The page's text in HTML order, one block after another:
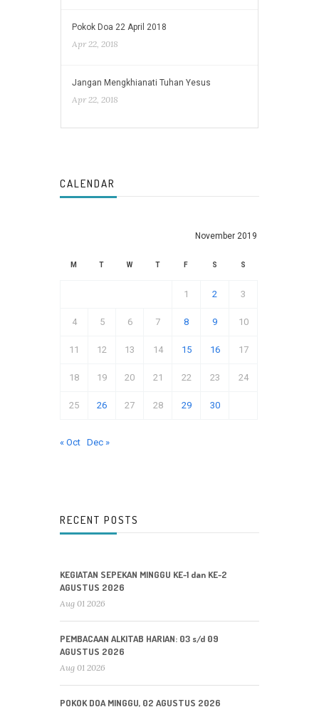
Pokok Doa 22 April 2018
Apr 22, 2018
Jangan Mengkhianati Tuhan Yesus
Apr 22, 2018
CALENDAR
November 2019
M T W T F S S
1 2 3
4 5 6 7 8 9 10
11 12 13 14 15 16 17
18 19 20 21 22 23 24
25 26 27 28 29 30
« Oct Dec »
RECENT POSTS
KEGIATAN SEPEKAN MINGGU KE-1 dan KE-2
AGUSTUS 2026
Aug 01 2026
PEMBACAAN ALKITAB HARIAN: 03 s/d 09
AGUSTUS 2026
Aug 01 2026
POKOK DOA MINGGU, 02 AGUSTUS 2026